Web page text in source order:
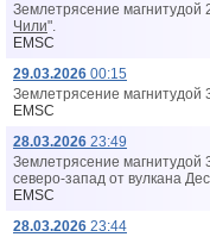
Землетрясение магнитудой
Чили".
EMSC
29.03.2026 00:15
Землетрясение магнитудой
EMSC
28.03.2026 23:49
Землетрясение магнитудой
северо-запад от вyлкана
EMSC
28.03.2026 23:44